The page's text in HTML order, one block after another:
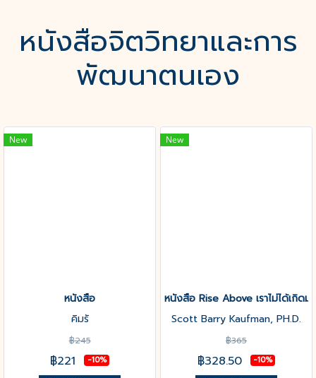
หนังสือจิตวิทยาและการ
พัฒนาตนเอง
New
หนังสือ
คิมรั
฿245
฿221 -10%
New
หนังสือ Rise Above เราไม่ได้เกิดม
Scott Barry Kaufman, PH.D.
฿365
฿328.50 -10%